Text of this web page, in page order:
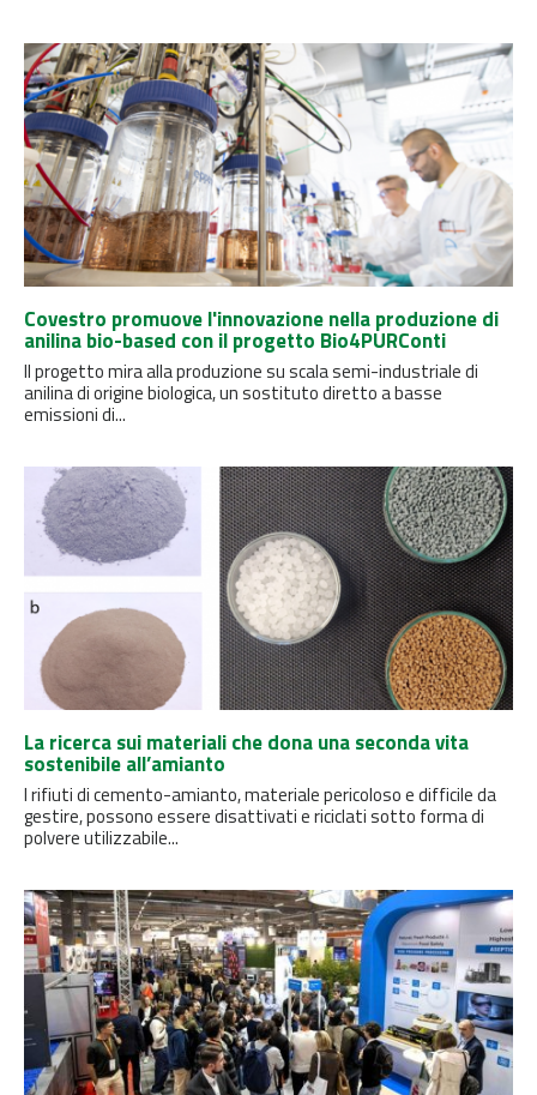
Covestro promuove l'innovazione nella produzione di
anilina bio-based con il progetto Bio4PURConti
Il progetto mira alla produzione su scala semi-industriale di
anilina di origine biologica, un sostituto diretto a basse
emissioni di...
La ricerca sui materiali che dona una seconda vita
sostenibile all’amianto
I rifiuti di cemento-amianto, materiale pericoloso e difficile da
gestire, possono essere disattivati ​​e riciclati sotto forma di
polvere utilizzabile...